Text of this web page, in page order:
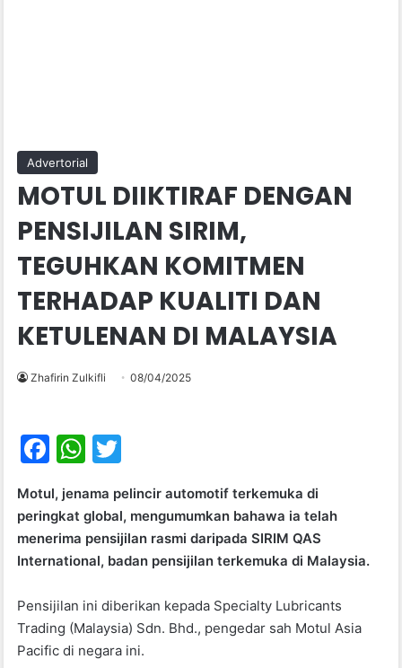
Advertorial
MOTUL DIIKTIRAF DENGAN
PENSIJILAN SIRIM,
TEGUHKAN KOMITMEN
TERHADAP KUALITI DAN
KETULENAN DI MALAYSIA
Zhafirin Zulkifli 08/04/2025
F
c
e
b
o
o
k
W
at
s
A
p
p
itt
er
Motul, jenama pelincir automotif terkemuka di
peringkat global, mengumumkan bahawa ia telah
menerima pensijilan rasmi daripada SIRIM QAS
International, badan pensijilan terkemuka di Malaysia.
Pensijilan ini diberikan kepada Specialty Lubricants
Trading (Malaysia) Sdn. Bhd., pengedar sah Motul Asia
Pacific di negara ini.